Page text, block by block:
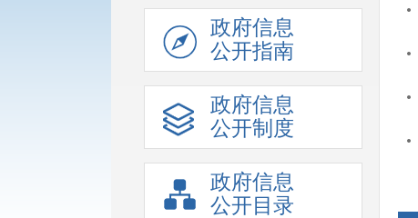
政府信息
公开指南
政府信息
公开制度
政府信息
公开目录